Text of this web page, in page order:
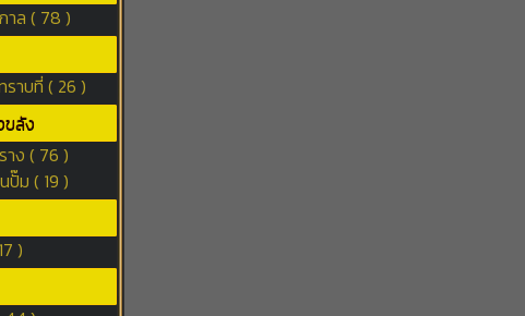
ล ( 78 )
ราบที่ ( 26 )
ขลัง
าง ( 76 )
ปั๊ม ( 19 )
)